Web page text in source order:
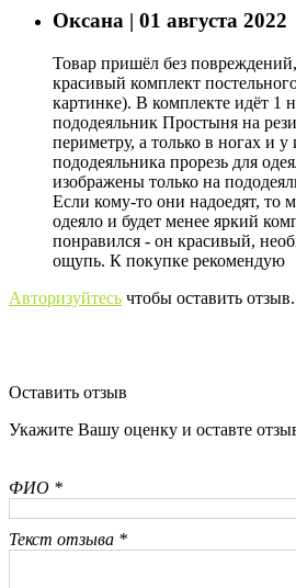
Оксана | 01 августа 2022
Товар пришёл без
красивый комплект
картинке). В комплекте идёт 1
пододеяльник Простыня на
периметру, а только в ногах и у
пододеяльника прорезь для
изображены только на
Если кому-то они надоедят, то
одеяло и будет менее яркий
понравился - он красивый,
ощупь. К покупке рекомендую
Авторизуйтесь чтобы оставить отзыв.
Оставить отзыв
Укажите Вашу оценку и оставте
ФИО *
Текст отзыва *